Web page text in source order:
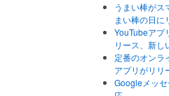
うまい棒がス
まい棒の日に
YouTubeアプ
リース、新し
定番のオンラ
アプリがリリ
Googleメッ